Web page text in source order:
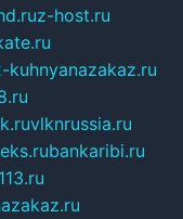
z-host.ru
kuhnyanazakaz.ru
vlknrussia.ru
bankaribi.ru